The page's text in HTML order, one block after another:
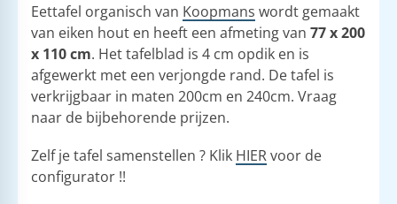
Eettafel organisch van Koopmans wordt gemaakt
van eiken hout en heeft een afmeting van 77 x 200
x 110 cm. Het tafelblad is 4 cm opdik en is
afgewerkt met een verjongde rand. De tafel is
verkrijgbaar in maten 200cm en 240cm. Vraag
naar de bijbehorende prijzen.
Zelf je tafel samenstellen ? Klik HIERvoor de
configurator !!